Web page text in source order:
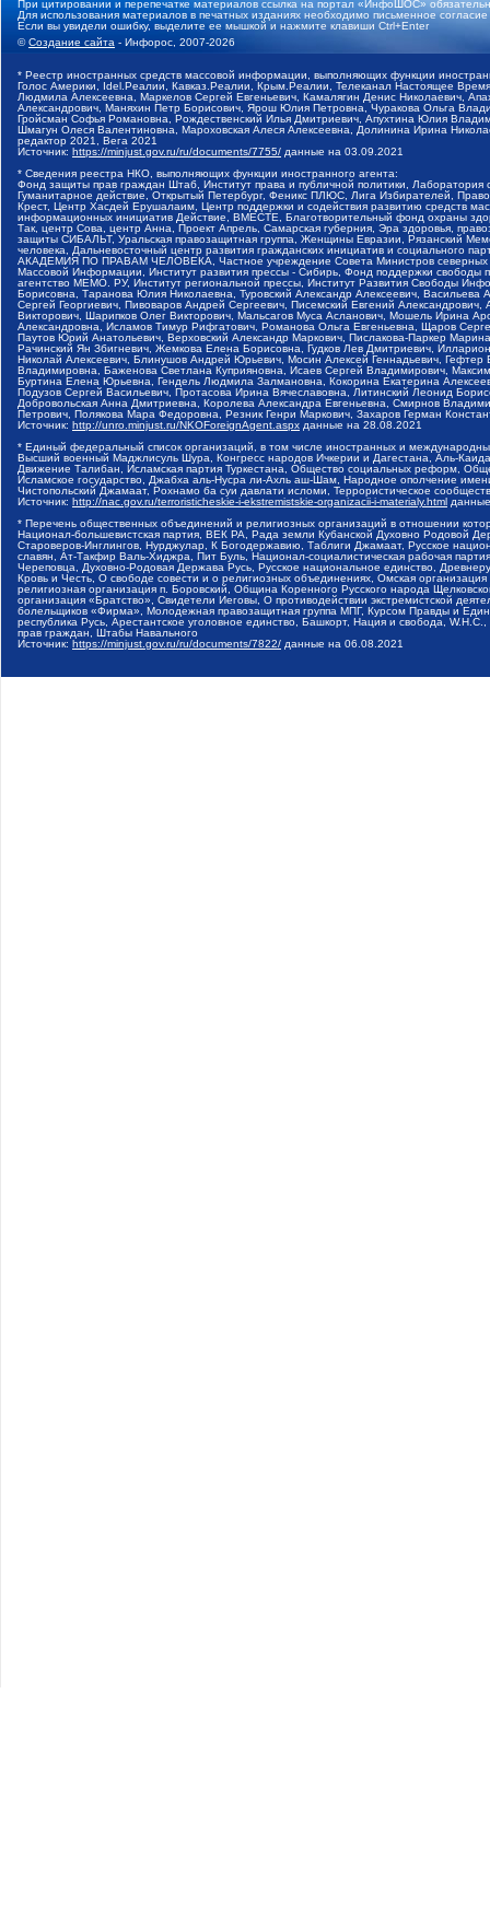
При цитировании и перепечатке материалов ссылка на портал «ИнфоШОС»
Для использования материалов в печатных изданиях необходимо письменное
Если вы увидели ошибку, выделите ее мышкой и нажмите клавиши Ctrl+Enter
©Создание сайта - Инфорос, 2007-2026
* Реестр иностранных средств массовой информации, выполняющих функции
Голос Америки, Idel.Реалии, Кавказ.Реалии, Крым.Реалии, Телеканал Настоящее
Людмила Алексеевна, Маркелов Сергей Евгеньевич, Камалягин Денис Николаевич,
Александрович, Маняхин Петр Борисович, Ярош Юлия Петровна, Чуракова Ольга
Гройсман Софья Романовна, Рождественский Илья Дмитриевич, Апухтина Юлия
Шмагун Олеся Валентиновна, Мароховская Алеся Алексеевна, Долинина Ирина
редактор 2021, Вега 2021
Источник: https://minjust.gov.ru/ru/documents/7755/ данные на 03.09.2021
* Сведения реестра НКО, выполняющих функции иностранного агента:
Фонд защиты прав граждан Штаб, Институт права и публичной политики,
Гуманитарное действие, Открытый Петербург, Феникс ПЛЮС, Лига Избирателей,
Крест, Центр Хасдей Ерушалаим, Центр поддержки и содействия развитию средств
информационных инициатив Действие, ВМЕСТЕ, Благотворительный фонд охраны
Так, центр Сова, центр Анна, Проект Апрель, Самарская губерния, Эра здоровья,
защиты СИБАЛЬТ, Уральская правозащитная группа, Женщины Евразии, Рязанский
человека, Дальневосточный центр развития гражданских инициатив и социального
АКАДЕМИЯ ПО ПРАВАМ ЧЕЛОВЕКА, Частное учреждение Совета Министров северных
Массовой Информации, Институт развития прессы - Сибирь, Фонд поддержки
агентство МЕМО. РУ, Институт региональной прессы, Институт Развития Свободы
Борисовна, Таранова Юлия Николаевна, Туровский Александр Алексеевич,
Сергей Георгиевич, Пивоваров Андрей Сергеевич, Писемский Евгений
Викторович, Шарипков Олег Викторович, Мальсагов Муса Асланович, Мошель Ирина
Александровна, Исламов Тимур Рифгатович, Романова Ольга Евгеньевна, Щаров
Паутов Юрий Анатольевич, Верховский Александр Маркович, Пислакова-Паркер
Рачинский Ян Збигневич, Жемкова Елена Борисовна, Гудков Лев Дмитриевич,
Николай Алексеевич, Блинушов Андрей Юрьевич, Мосин Алексей Геннадьевич,
Владимировна, Баженова Светлана Куприяновна, Исаев Сергей Владимирович,
Буртина Елена Юрьевна, Гендель Людмила Залмановна, Кокорина Екатерина
Подузов Сергей Васильевич, Протасова Ирина Вячеславовна, Литинский Леонид
Добровольская Анна Дмитриевна, Королева Александра Евгеньевна, Смирнов
Петрович, Полякова Мара Федоровна, Резник Генри Маркович, Захаров Герман
Источник: http://unro.minjust.ru/NKOForeignAgent.aspx данные на 28.08.2021
* Единый федеральный список организаций, в том числе иностранных и
Высший военный Маджлисуль Шура, Конгресс народов Ичкерии и Дагестана, Аль-
Движение Талибан, Исламская партия Туркестана, Общество социальных реформ,
Исламское государство, Джабха аль-Нусра ли-Ахль аш-Шам, Народное ополчение
Чистопольский Джамаат, Рохнамо ба суи давлати исломи, Террористическое
Источник: http://nac.gov.ru/terroristicheskie-i-ekstremistskie-organizacii-i-materialy.html
* Перечень общественных объединений и религиозных организаций в отношении
Национал-большевистская партия, ВЕК РА, Рада земли Кубанской Духовно Родовой
Староверов-Инглингов, Нурджулар, К Богодержавию, Таблиги Джамаат, Русское
славян, Ат-Такфир Валь-Хиджра, Пит Буль, Национал-социалистическая рабочая
Череповца, Духовно-Родовая Держава Русь, Русское национальное единство,
Кровь и Честь, О свободе совести и о религиозных объединениях, Омская
религиозная организация п. Боровский, Община Коренного Русского народа
организация «Братство», Свидетели Иеговы, О противодействии экстремистской
болельщиков «Фирма», Молодежная правозащитная группа МПГ, Курсом Правды и
республика Русь, Арестантское уголовное единство, Башкорт, Нация и свобода,
прав граждан, Штабы Навального
Источник: https://minjust.gov.ru/ru/documents/7822/ данные на 06.08.2021